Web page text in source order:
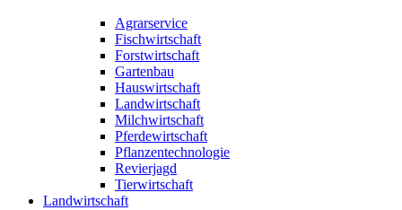
Agrarservice
Fischwirtschaft
Forstwirtschaft
Gartenbau
Hauswirtschaft
Landwirtschaft
Milchwirtschaft
Pferdewirtschaft
Pflanzentechnologie
Revierjagd
Tierwirtschaft
Landwirtschaft